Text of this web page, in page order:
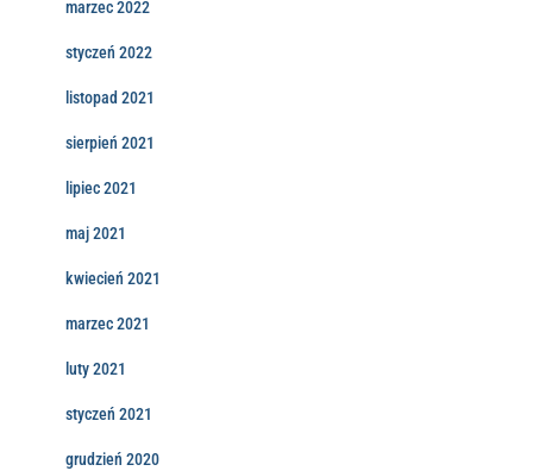
marzec 2022
styczeń 2022
listopad 2021
sierpień 2021
lipiec 2021
maj 2021
kwiecień 2021
marzec 2021
luty 2021
styczeń 2021
grudzień 2020